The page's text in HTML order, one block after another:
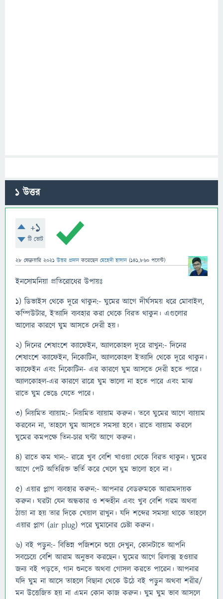
1উত্তর
+1
টি ভোট
28 ফেব্রুয়ারি 2021 উত্তর প্রদান করেছেন মেহেদী হাসান (141,860 পয়েন্ট)
ইনসোমনিয়া প্রতিরোধের উপায়ঃ
১) ডিভাইস থেকে দূরে থাকুন:- ঘুমের আগে দীর্ঘসময় ধরে মোবাইল,
কম্পিউটার, ইত্যাদি ব্যবহার করা থেকে বিরত থাকুন। এগুলোর
আলোর কারণে ঘুম আসতে দেরী হয়।
২) দিনের শেষাংশে ক্যাফেইন, অ্যালকোহল দূরে রাখুন:- দিনের
শেষাংশে ক্যাফেইন, নিকোটিন, অ্যালকোহল ইত্যাদি থেকে দূরে থাকুন।
ক্যাফেইন এবং নিকোটিন- এর কারণে ঘুম আসতে দেরী হতে পারে।
অ্যালকোহল-এর কারণে রাত্রে ঘুম ভালো না হতে পারে এবং মাঝ
রাতে ঘুম ভেঙে যেতে পারে।
৩) নিয়মিত ব্যায়াম:- নিয়মিত ব্যায়াম করুন। তবে ঘুমের আগে ব্যায়াম
করবেন না, তাহলে ঘুম আসতে সমস্যা হবে। রাতে ব্যায়াম করলে
ঘুমের কমপক্ষে তিন-চার ঘন্টা আগে করুন।
৪) রাতে কম খান:- রাত্রে খুব বেশি খাওয়া থেকে বিরত থাকুন। ঘুমের
আগে পেট অতিরিক্ত ভর্তি করে খেলে ঘুম ভালো হবে না।
৫) এয়ার প্লাগ ব্যবহার করুন:- আপনার বেডরুমকে আরামদায়ক
করুন। ঘরটা যেন অন্ধকার ও শব্দহীন এবং খুব বেশি গরম অথবা
ঠান্ডা না হয় তার দিকে খেয়াল রাখুন। যদি শব্দের সমস্যা থাকে তাহলে
এয়ার প্লাগ (air plug) পরে ঘুমানোর চেষ্টা করুন।
৬) বই পড়ুন:- বিভিন্ন পজিশনে শুয়ে দেখুন, কোনটাতে আপনি
সবচেয়ে বেশি আরাম অনুভব করছেন। ঘুমের আগে রিলাক্স হওয়ার
জন্য বই পড়তে, গান শুনতে অথবা গোসল করতে পারেন। আপনার
যদি ঘুম না আসে তাহলে বিছানা থেকে উঠে বই পড়ুন অথবা শরীর/
মন উত্তেজিত হয় না এমন কোন কাজ করুন। ঘুম ঘুম ভাব আসলে